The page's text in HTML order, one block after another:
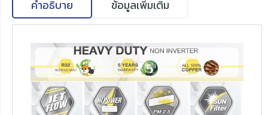
คำอธิบาย ข้อมูลเพิ่มเติม